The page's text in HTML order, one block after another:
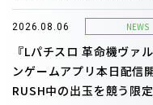
2026.08.06 NEWS
『Lパチスロ 革命機ヴァ
ンゲームアプリ本日配
RUSH中の出玉を競う限